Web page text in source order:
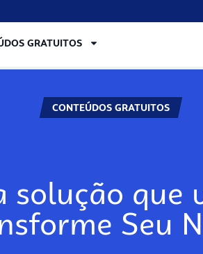
GRATUITOS
CONTEÚDOS GRATUITOS
solução que
Seu